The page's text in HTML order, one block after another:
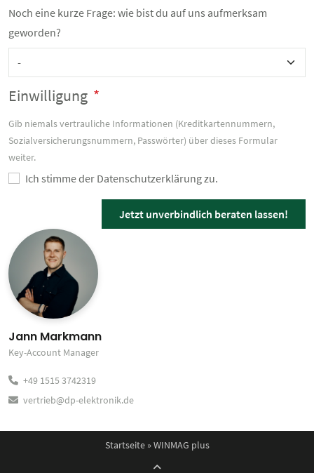
Noch eine kurze Frage: wie bist du auf uns aufmerksam
geworden?
Einwilligung *
Gib niemals vertrauliche Informationen (Kreditkartennummern,
Sozialversicherungsnummern, Passwörter) über dieses Formular
weiter.
Ich stimme der Datenschutzerklärung zu.
Jetzt unverbindlich beraten lassen!
Jann Markmann
Key-Account Manager
+49 1515 3742319
vertrieb@dp-elektronik.de
Startseite»WINMAG plus